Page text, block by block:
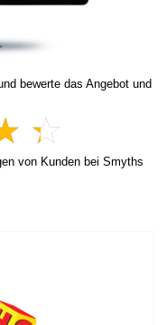
bewerte das Angebot und
von Kunden bei Smyths